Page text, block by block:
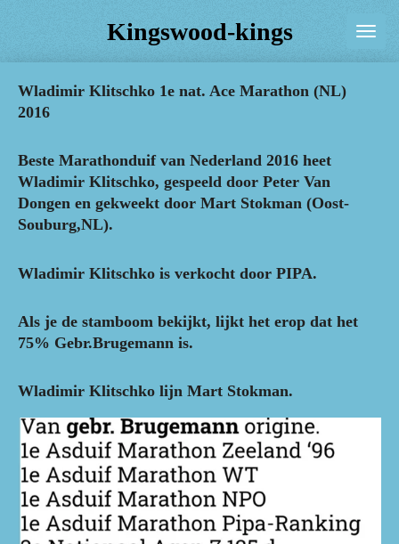
de
Kingswood-kings
Wladimir Klitschko 1e nat. Ace Marathon (NL)
2016
Beste Marathonduif van Nederland 2016 heet
Wladimir Klitschko, gespeeld door Peter Van
Dongen en gekweekt door Mart Stokman (Oost-
Souburg,NL).
Wladimir Klitschko is verkocht door PIPA.
Als je de stamboom bekijkt, lijkt het erop dat het
75% Gebr.Brugemann is.
Wladimir Klitschko lijn Mart Stokman.